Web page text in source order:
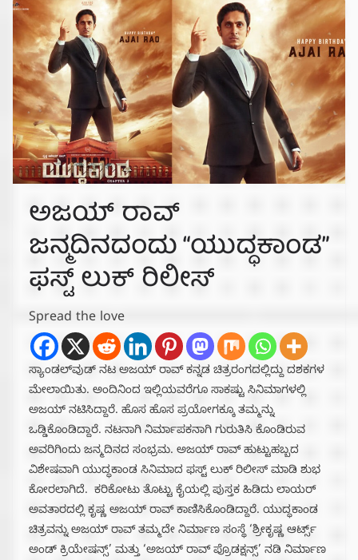
ಅಜಯ್ ರಾವ್
ಜನ್ಮದಿನದಂದು “ಯುದ್ಧಕಾಂಡ”
ಫಸ್ಟ್ ಲುಕ್ ರಿಲೀಸ್
Spread the love
ಸ್ಯಾಂಡಲ್‌ವುಡ್‌ ನಟ ಅಜಯ್‌ ರಾವ್‌ ಕನ್ನಡ ಚಿತ್ರರಂಗದಲ್ಲಿದ್ದು ದಶಕಗಳ
ಮೇಲಾಯಿತು. ಅಂದಿನಿಂದ ಇಲ್ಲಿಯವರೆಗೂ ಸಾಕಷ್ಟು ಸಿನಿಮಾಗಳಲ್ಲಿ
ಅಜಯ್‌ ನಟಿಸಿದ್ದಾರೆ. ಹೊಸ ಹೊಸ ಪ್ರಯೋಗಕ್ಕೂ ತಮ್ಮನ್ನು
ಒಡ್ಡಿಕೊಂಡಿದ್ದಾರೆ. ನಟನಾಗಿ ನಿರ್ಮಾಪಕನಾಗಿ ಗುರುತಿಸಿ ಕೊಂಡಿರುವ
ಅವರಿಗಿಂದು ಜನ್ಮದಿನದ ಸಂಭ್ರಮ. ಅಜಯ್ ರಾವ್ ಹುಟ್ಟುಹಬ್ಬದ
ವಿಶೇಷವಾಗಿ ಯುದ್ಧಕಾಂಡ ಸಿನಿಮಾದ ಫಸ್ಟ್ ಲುಕ್ ರಿಲೀಸ್ ಮಾಡಿ ಶುಭ
ಕೋರಲಾಗಿದೆ. ಕರಿಕೋಟು ತೊಟ್ಟು ಕೈಯಲ್ಲಿ ಪುಸ್ತಕ ಹಿಡಿದು ಲಾಯರ್
ಅವತಾರದಲ್ಲಿ ಕೃಷ್ಣ ಅಜಯ್ ರಾವ್ ಕಾಣಿಸಿಕೊಂಡಿದ್ದಾರೆ.‌ ಯುದ್ಧಕಾಂಡ
ಚಿತ್ರವನ್ನು ಅಜಯ್ ರಾವ್ ತಮ್ಮದೇ ನಿರ್ಮಾಣ ಸಂಸ್ಥೆ ‘ಶ್ರೀಕೃಷ್ಣ ಆರ್ಟ್ಸ್
ಅಂಡ್ ಕ್ರಿಯೇಷನ್ಸ್’ ಮತ್ತು ‘ಅಜಯ್ ರಾವ್ ಪ್ರೊಡಕ್ಷನ್ಸ್’ ನಡಿ ನಿರ್ಮಾಣ